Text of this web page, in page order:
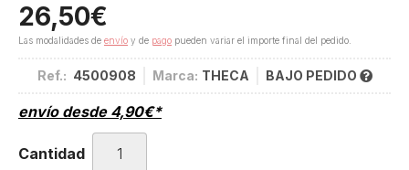
26,50€
Las modalidades de envío y de pago pueden variar el importe final del pedido.
Ref.: 4500908 Marca: THECA BAJO PEDIDO
envío desde 4,90€*
Cantidad